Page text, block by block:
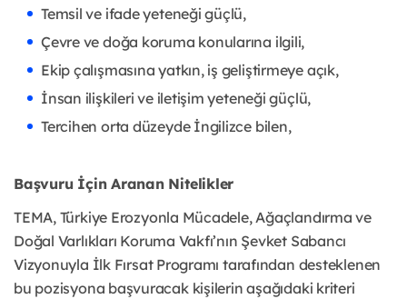
Temsil ve ifade yeteneği güçlü,
Çevre ve doğa koruma konularına ilgili,
Ekip çalışmasına yatkın, iş geliştirmeye açık,
İnsan ilişkileri ve iletişim yeteneği güçlü,
Tercihen orta düzeyde İngilizce bilen,
Başvuru İçin Aranan Nitelikler
TEMA, Türkiye Erozyonla Mücadele, Ağaçlandırma ve
Doğal Varlıkları Koruma Vakfı’nın Şevket Sabancı
Vizyonuyla İlk Fırsat Programı tarafından desteklenen
bu pozisyona başvuracak kişilerin aşağıdaki kriteri